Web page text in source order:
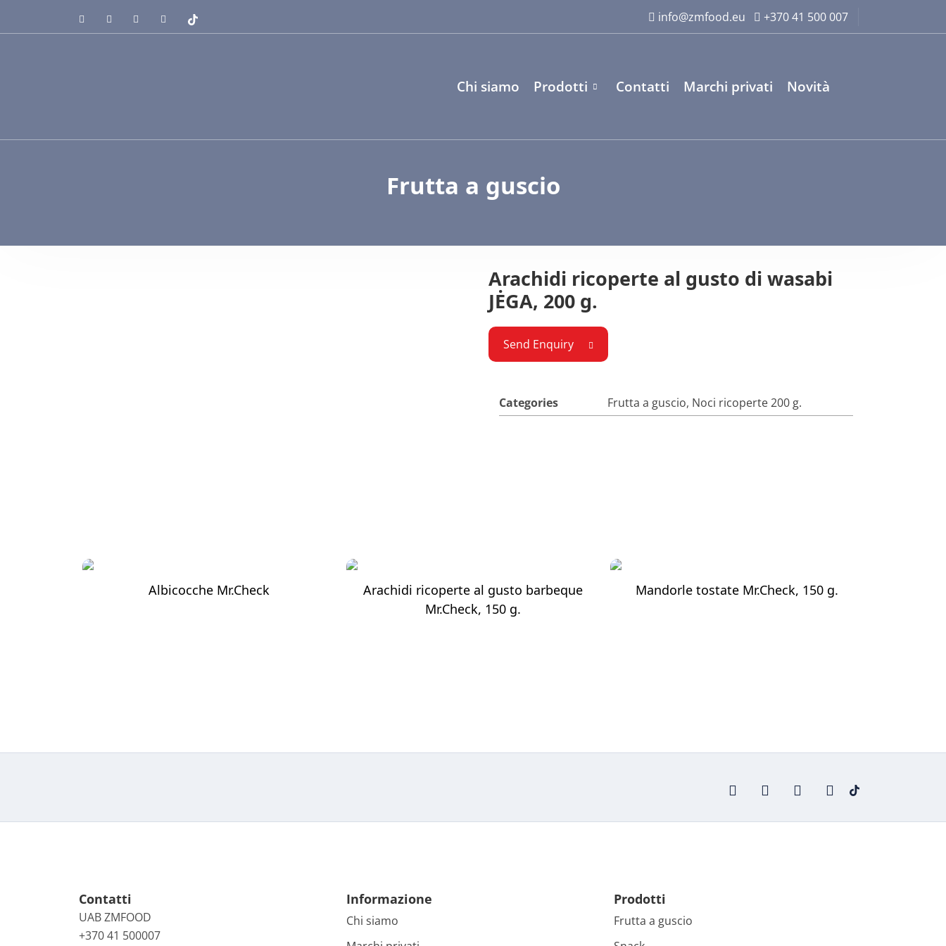
info@zmfood.eu +370 41 500 007
Chi siamo Prodotti Contatti Marchi privati Novità
Frutta a guscio
Arachidi ricoperte al gusto di wasabi
JĖGA, 200 g.
Send Enquiry
Categories Frutta a guscio, Noci ricoperte 200 g.
Albicocche Mr.Check
Arachidi ricoperte al gusto barbeque
Mr.Check, 150 g.
Mandorle tostate Mr.Check, 150 g.
Contatti
UAB ZMFOOD
+370 41 500007
Informazione
Chi siamo
Prodotti
Frutta a guscio